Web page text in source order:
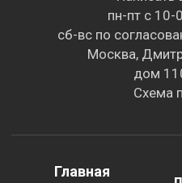
пн-пт с
сб-вс по
Москва,
дом
Схема
Главная